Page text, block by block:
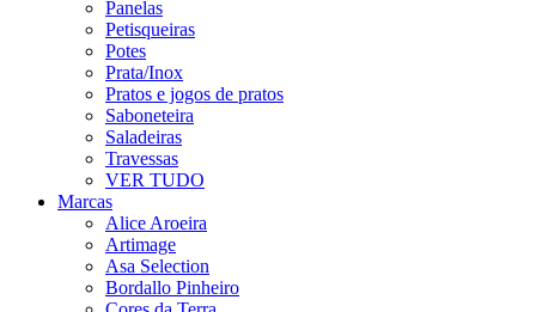
Panelas
Petisqueiras
Potes
Prata/Inox
Pratos e jogos de pratos
Saboneteira
Saladeiras
Travessas
VER TUDO
Marcas
Alice Aroeira
Artimage
Asa Selection
Bordallo Pinheiro